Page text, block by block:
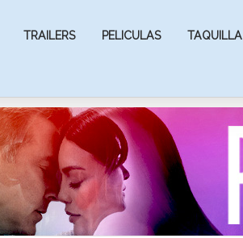
TRAILERS PELICULAS TAQUILLA